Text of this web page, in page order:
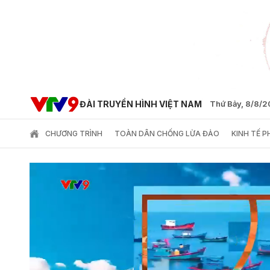
ĐÀI TRUYỀN HÌNH VIỆT NAM Thứ Bảy, 8/8/
CHƯƠNG TRÌNH TOÀN DÂN CHỐNG LỪA ĐẢO KINH TẾ